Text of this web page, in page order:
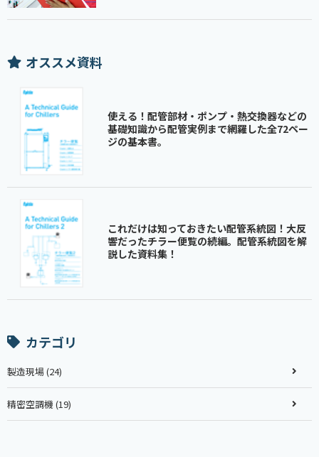
オススメ資料
使える！配管部材・ポンプ・熱交換器などの
基礎知識から配管実例まで網羅した全72ペー
ジの基本書。
これだけは知っておきたい配管系統図！大反
響だったチラー便覧の続編。配管系統図を解
説した資料集！
カテゴリ
製造現場 (24)
精密空調機 (19)